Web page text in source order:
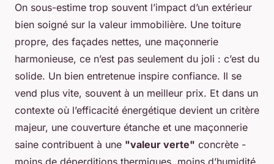
On sous-estime trop souvent l’impact d’un extérieur
bien soigné sur la valeur immobilière. Une toiture
propre, des façades nettes, une maçonnerie
harmonieuse, ce n’est pas seulement du joli : c’est du
solide. Un bien entretenue inspire confiance. Il se
vend plus vite, souvent à un meilleur prix. Et dans un
contexte où l’efficacité énergétique devient un critère
majeur, une couverture étanche et une maçonnerie
saine contribuent à une "valeur verte" concrète -
moins de déperditions thermiques, moins d’humidité,